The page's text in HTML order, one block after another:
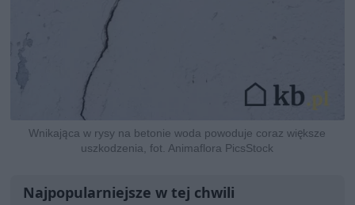
Wnikająca w rysy na betonie woda powoduje coraz większe
uszkodzenia, fot. Animaflora PicsStock
Najpopularniejsze w tej chwili